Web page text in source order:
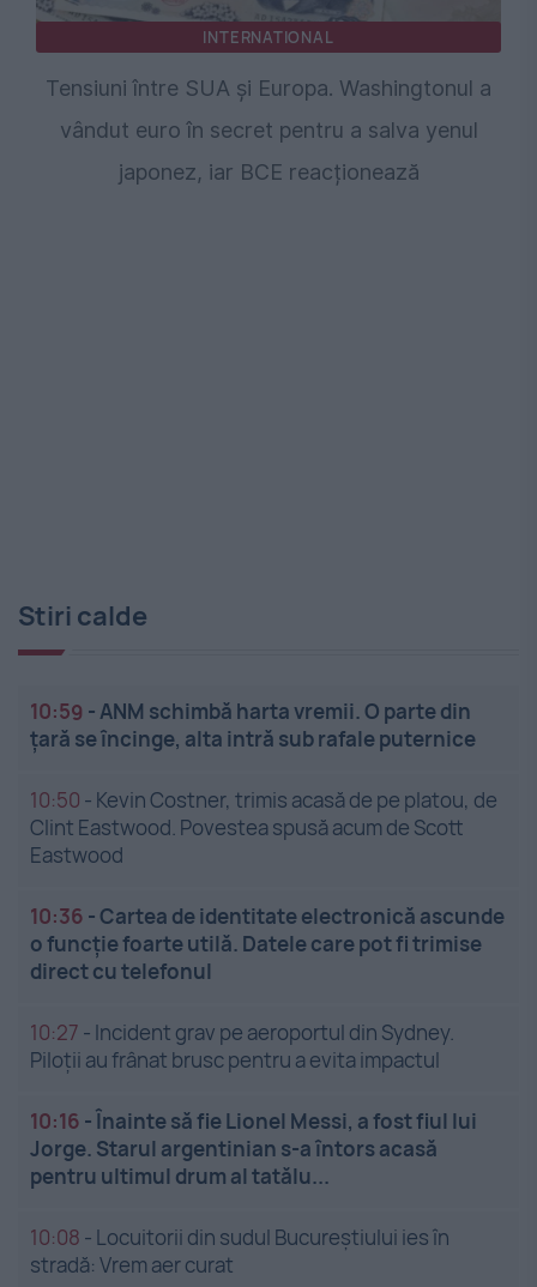
INTERNATIONAL
Tensiuni între SUA și Europa. Washingtonul a
vândut euro în secret pentru a salva yenul
japonez, iar BCE reacționează
Stiri calde
10:59 -ANM schimbă harta vremii. O parte din
țară se încinge, alta intră sub rafale puternice
10:50 - Kevin Costner, trimis acasă de pe platou, de
Clint Eastwood. Povestea spusă acum de Scott
Eastwood
10:36 -Cartea de identitate electronică ascunde
o funcție foarte utilă. Datele care pot fi trimise
direct cu telefonul
10:27 - Incident grav pe aeroportul din Sydney.
Piloții au frânat brusc pentru a evita impactul
10:16 -Înainte să fie Lionel Messi, a fost fiul lui
Jorge. Starul argentinian s-a întors acasă
pentru ultimul drum al tatălu...
10:08 - Locuitorii din sudul Bucureștiului ies în
stradă: Vrem aer curat